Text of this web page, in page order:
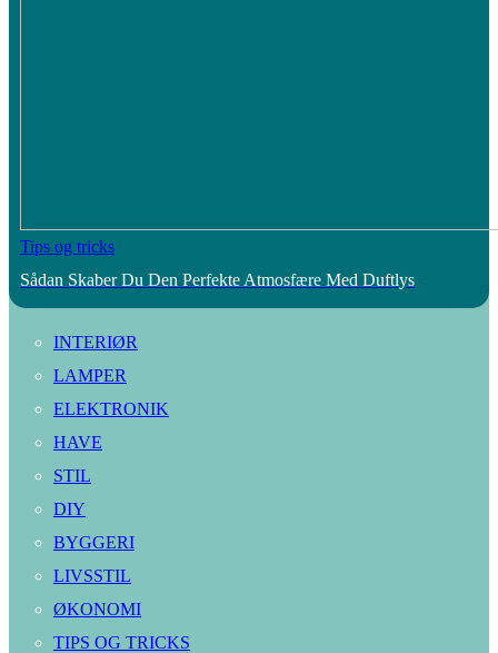
Tips og tricks
Sådan Skaber Du Den Perfekte Atmosfære Med Duftlys
INTERIØR
LAMPER
ELEKTRONIK
HAVE
STIL
DIY
BYGGERI
LIVSSTIL
ØKONOMI
TIPS OG TRICKS